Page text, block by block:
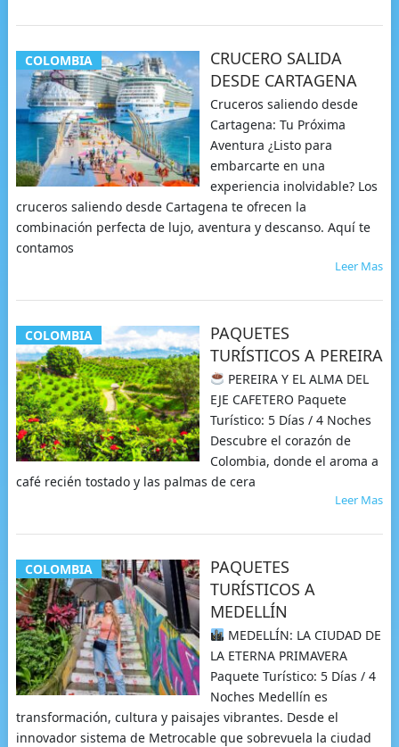
COLOMBIA
CRUCERO SALIDA
DESDE CARTAGENA
Cruceros saliendo desde
Cartagena: Tu Próxima
Aventura ¿Listo para
embarcarte en una
experiencia inolvidable? Los
cruceros saliendo desde Cartagena te ofrecen la
combinación perfecta de lujo, aventura y descanso. Aquí te
contamos
Leer Mas
COLOMBIA
PAQUETES
TURÍSTICOS A PEREIRA
PEREIRA Y EL ALMA DEL
EJE CAFETERO Paquete
Turístico: 5 Días / 4 Noches
Descubre el corazón de
Colombia, donde el aroma a
café recién tostado y las palmas de cera
Leer Mas
COLOMBIA
PAQUETES
TURÍSTICOS A
MEDELLÍN
MEDELLÍN: LA CIUDAD DE
LA ETERNA PRIMAVERA
Paquete Turístico: 5 Días / 4
Noches Medellín es
transformación, cultura y paisajes vibrantes. Desde el
innovador sistema de Metrocable que sobrevuela la ciudad